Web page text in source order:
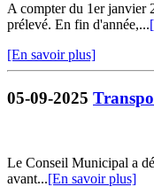
A compter du 1er janvier
prélevé. En fin d'année,...
[En savoir plus]
05-09-2025
Le Conseil Municipal a
avant...[En savoir plus]